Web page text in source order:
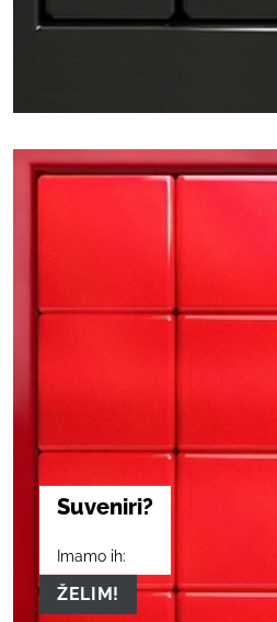
Suveniri?
Imamo ih:
ŽELIM!